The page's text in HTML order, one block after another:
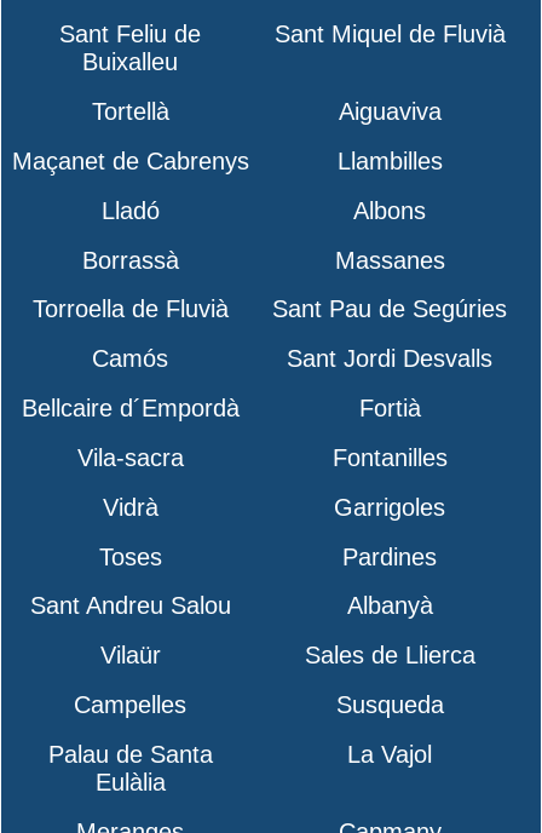
Sant Feliu de
Buixalleu
Sant Miquel de Fluvià
Tortellà
Aiguaviva
Maçanet de Cabrenys
Llambilles
Lladó
Albons
Borrassà
Massanes
Torroella de Fluvià
Sant Pau de Segúries
Camós
Sant Jordi Desvalls
Bellcaire d´Empordà
Fortià
Vila-sacra
Fontanilles
Vidrà
Garrigoles
Toses
Pardines
Sant Andreu Salou
Albanyà
Vilaür
Sales de Llierca
Campelles
Susqueda
Palau de Santa
Eulàlia
La Vajol